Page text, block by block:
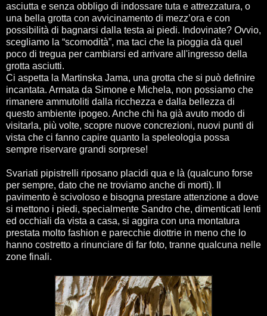
asciutta e senza obbligo di indossare tuta e attrezzatura, o
una bella grotta con avvicinamento di mezz’ora e con
possibilità di bagnarsi dalla testa ai piedi. Indovinate? Ovvio,
scegliamo la “scomodità”, ma taci che la pioggia dà quel
poco di tregua per cambiarsi ed arrivare all'ingresso della
grotta asciutti.
Ci aspetta la Martinska Jama, una grotta che si può definire
incantata. Armata da Simone e Michela, non possiamo che
rimanere ammutoliti dalla ricchezza e dalla bellezza di
questo ambiente ipogeo. Anche chi ha già avuto modo di
visitarla, più volte, scopre nuove concrezioni, nuovi punti di
vista che ci fanno capire quanto la speleologia possa
sempre riservare grandi sorprese!
Svariati pipistrelli riposano placidi qua e là (qualcuno forse
per sempre, dato che ne troviamo anche di morti). Il
pavimento è scivoloso e bisogna prestare attenzione a dove
si mettono i piedi, specialmente Sandro che, dimenticati lenti
ed occhiali da vista a casa, si aggira con una montatura
prestata molto fashion e parecchie diottrie in meno che lo
hanno costretto a rinunciare di far foto, tranne qualcuna nelle
zone finali.